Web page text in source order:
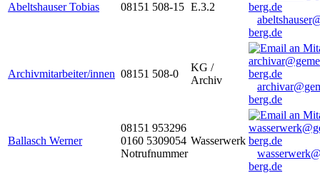
Abeltshauser Tobias 08151 508-15 E.3.2
berg.de
Archivmitarbeiter/innen 08151 508-0
KG /
Archiv
berg.de
Ballasch Werner
08151 953296
0160 5309054
Notrufnummer
Wasserwerk
berg.de